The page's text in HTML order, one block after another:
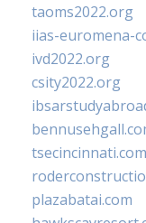
taoms2022.org
iias-euromena-
ivd2022.org
csity2022.org
tsecincinnati.com
plazabatai.com